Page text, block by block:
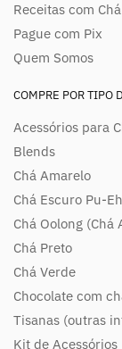
Receitas com Chá
Pague com Pix
Quem Somos
COMPRE POR TIPO
Acessórios para
Blends
Chá Amarelo
Chá Escuro Pu-
Chá Oolong (Chá
Chá Preto
Chá Verde
Chocolate com
Tisanas (outras
Kit de Acessórios